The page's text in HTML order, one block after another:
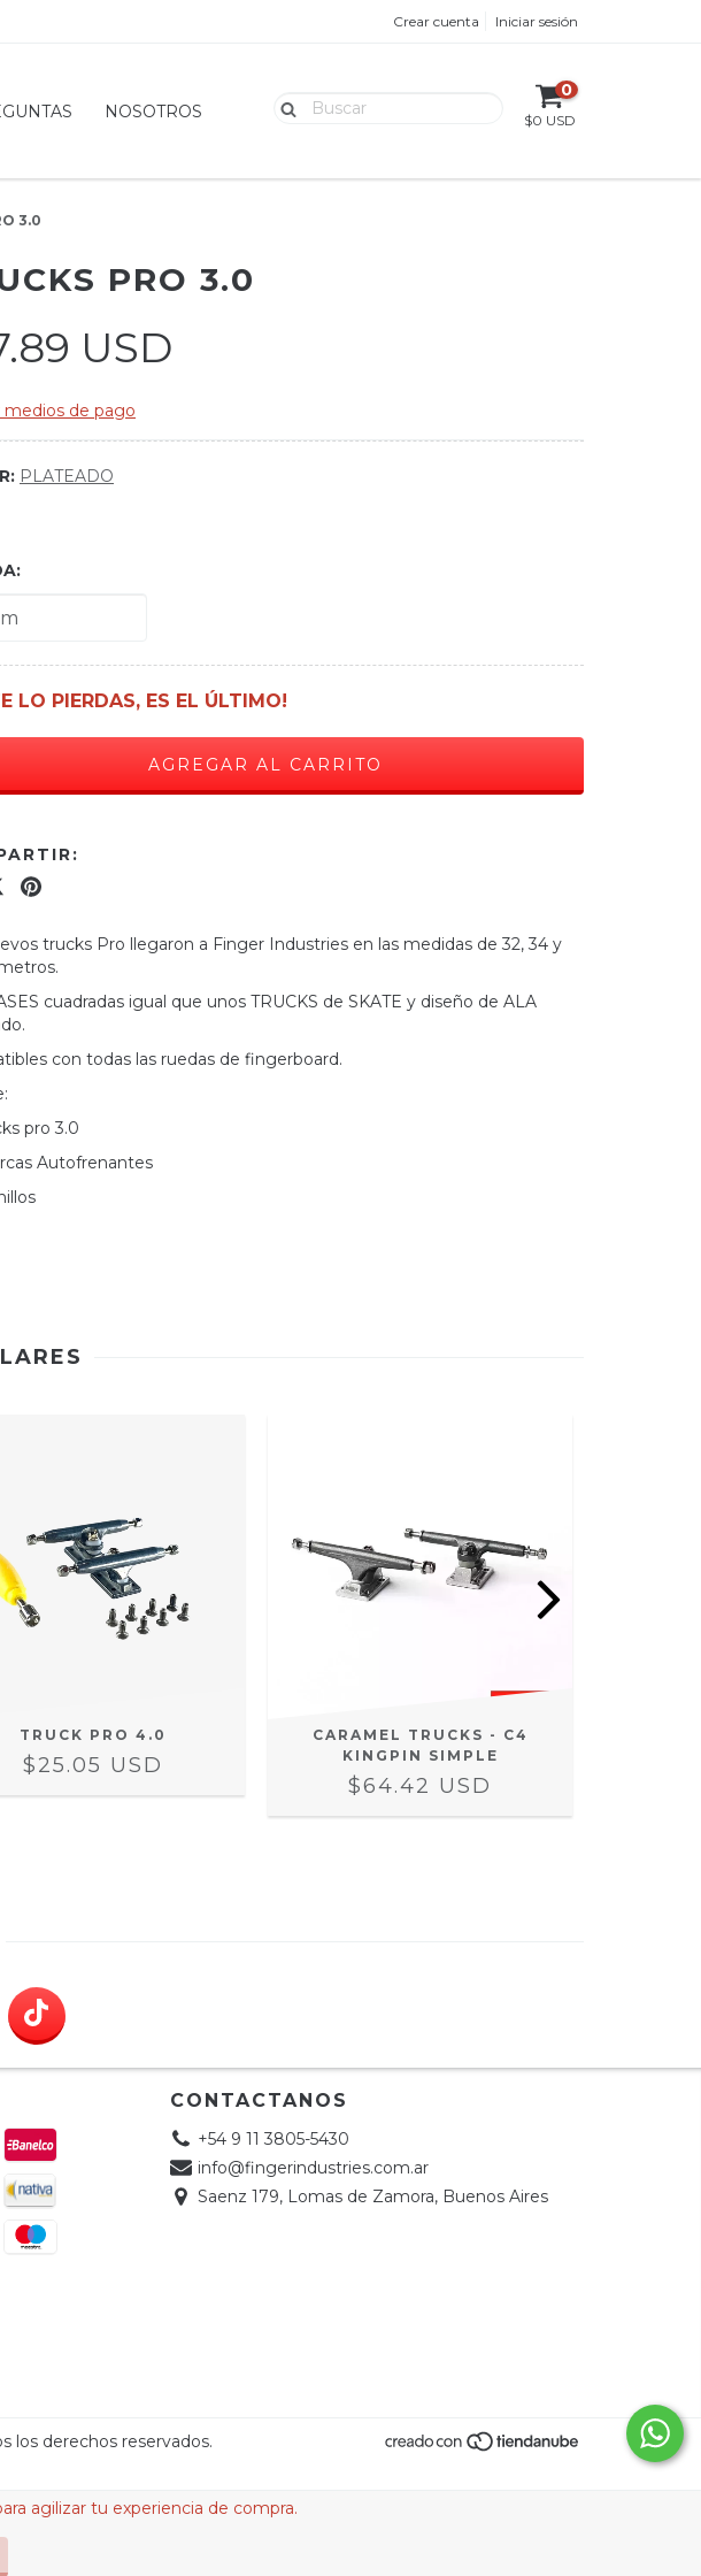
agilizar tu experiencia de compra.
Crear cuenta Iniciar sesión
NOSOTROS
0
$0 USD
3.0
PRO 3.0
USD
medios de pago
PLATEADO
LO PIERDAS, ES EL ÚLTIMO!
trucks Pro llegaron a Finger Industries en las medidas de 32, 34 y
cuadradas igual que unos TRUCKS de SKATE y diseño de ALA
con todas las ruedas de fingerboard.
pro 3.0
Autofrenantes
TRUCK PRO 4.0
$25.05 USD
CARAMEL TRUCKS - C4
KINGPIN SIMPLE
$64.42 USD
CONTACTANOS
+54 9 11 3805-5430
info@fingerindustries.com.ar
Saenz 179, Lomas de Zamora, Buenos Aires
los derechos reservados.